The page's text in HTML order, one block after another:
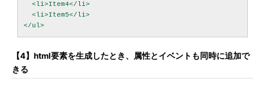
  <li>Item4</li>
  <li>Item5</li>
【4】html要素を生成したとき、属性とイベントも同時に追加で
きる